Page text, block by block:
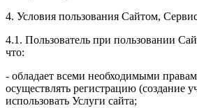
4. Условия пользования Сайтом,
4.1. Пользователь при пользовании
что:
- обладает всеми необходимыми
осуществлять регистрацию (создание
использовать Услуги сайта;